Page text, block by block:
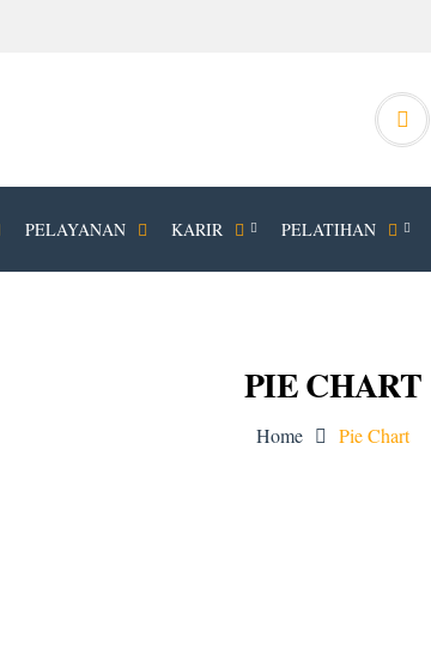
PELAYANAN KARIR PELATIHAN
PIE CHART
Home Pie Chart